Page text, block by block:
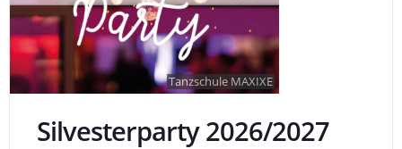
Tanzschule MAXIXE
Silvesterparty 2026/2027